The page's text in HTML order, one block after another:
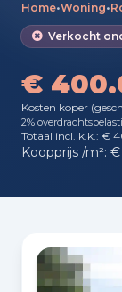
Home•Woning•
Verkocht
€
Kosten koper
2%
Totaal incl. k.k.: €
Koopprijs /m²: €
Fotogalerij